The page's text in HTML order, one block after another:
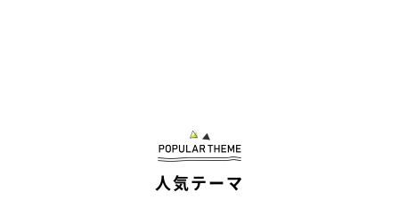
人気テーマ